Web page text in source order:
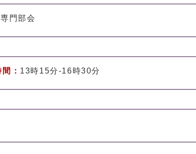
門部会
間： 13時15分-16時30分